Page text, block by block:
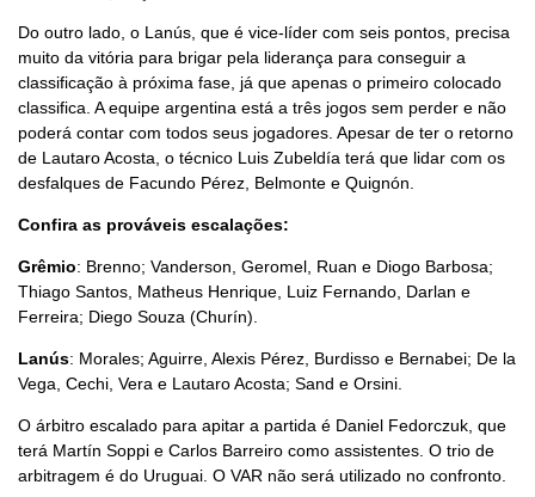
Do outro lado, o Lanús, que é vice-líder com seis pontos, precisa
muito da vitória para brigar pela liderança para conseguir a
classificação à próxima fase, já que apenas o primeiro colocado
classifica. A equipe argentina está a três jogos sem perder e não
poderá contar com todos seus jogadores. Apesar de ter o retorno
de Lautaro Acosta, o técnico Luis Zubeldía terá que lidar com os
desfalques de Facundo Pérez, Belmonte e Quignón.
Confira as prováveis escalações:
Grêmio: Brenno; Vanderson, Geromel, Ruan e Diogo Barbosa;
Thiago Santos, Matheus Henrique, Luiz Fernando, Darlan e
Ferreira; Diego Souza (Churín).
Lanús: Morales; Aguirre, Alexis Pérez, Burdisso e Bernabei; De la
Vega, Cechi, Vera e Lautaro Acosta; Sand e Orsini.
O árbitro escalado para apitar a partida é Daniel Fedorczuk, que
terá Martín Soppi e Carlos Barreiro como assistentes. O trio de
arbitragem é do Uruguai. O VAR não será utilizado no confronto.